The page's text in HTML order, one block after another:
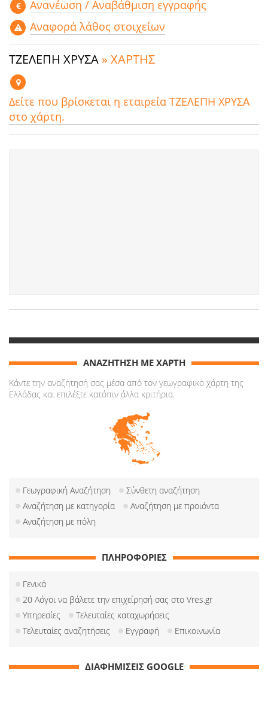
Aνανέωση / Αναβάθμιση εγγραφής
Αναφορά λάθος στοιχείων
ΤΖΕΛΕΠΗ ΧΡΥΣΑ » ΧΑΡΤΗΣ
Δείτε που βρίσκεται η εταιρεία ΤΖΕΛΕΠΗ ΧΡΥΣΑ
στο χάρτη.
ΑΝΑΖΗΤΗΣΗ ΜΕ ΧΑΡΤΗ
Κάντε την αναζήτησή σας μέσα από τον γεωγραφικό χάρτη της
Ελλάδας και επιλέξτε κατόπιν άλλα κριτήρια.
Γεωγραφική Αναζήτηση
Σύνθετη αναζήτηση
Αναζήτηση με κατηγορία
Αναζήτηση με προιόντα
Αναζήτηση με πόλη
ΠΛΗΡΟΦΟΡΙΕΣ
Γενικά
20 Λόγοι να βάλετε την επιχείρησή σας στο Vres.gr
Υπηρεσίες
Τελευταίες καταχωρήσεις
Τελευταίες αναζητήσεις
Εγγραφή Επικοινωνία
ΔΙΑΦΗΜΙΣΕΙΣ GOOGLE